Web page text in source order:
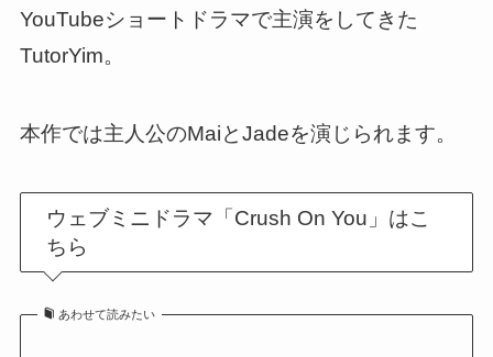
YouTubeショートドラマで主演をしてきた
TutorYim。
本作では主人公のMaiとJadeを演じられます。
ウェブミニドラマ「Crush On You」はこ
ちら
あわせて読みたい